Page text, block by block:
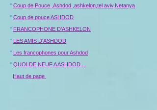
° Coup de Pouce ,Ashdod ,ashkelon,tel aviv,Netanya
° Coup de pouce ASHDOD
° FRANCOPHONE D'ASHKELON
° LES AMIS D'ASHDOD
° Les francophones pour Ashdod
° QUOI DE NEUF A ASHDOD....
Haut de page